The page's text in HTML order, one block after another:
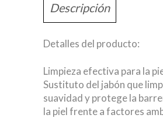
Descripción
Detalles del producto:
Limpieza efectiva para la
Sustituto del jabón que
suavidad y protege la
la piel frente a factores